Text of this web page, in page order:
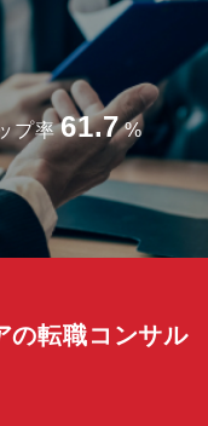
プ率 61.7 %
の転職コンサル